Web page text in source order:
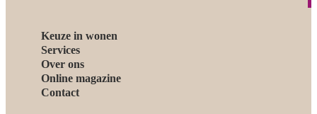
Keuze in wonen
Services
Over ons
Online magazine
Contact